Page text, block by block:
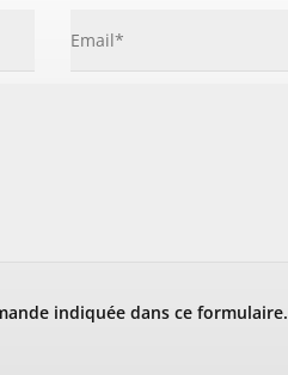
indiquée dans ce formulaire.